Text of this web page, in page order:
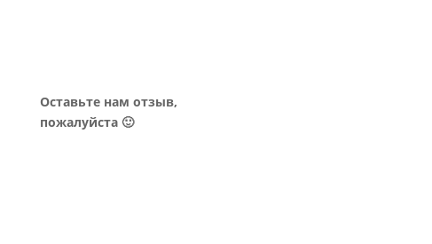
Оставьте нам отзыв,
пожалуйста 🙂